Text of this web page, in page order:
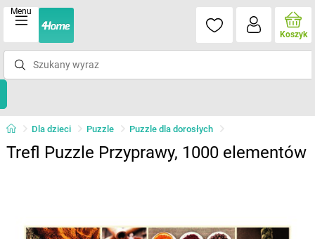
Menu
Koszyk
Dla dzieci Puzzle Puzzle dla dorosłych
Trefl Puzzle Przyprawy, 1000 elementów